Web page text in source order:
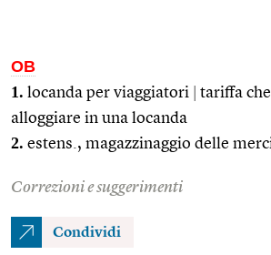
OB
1. locanda per viaggiatori
tariffa
alloggiare in una locanda
2. estens., magazzinaggio delle
Correzioni e suggerimenti
Condividi